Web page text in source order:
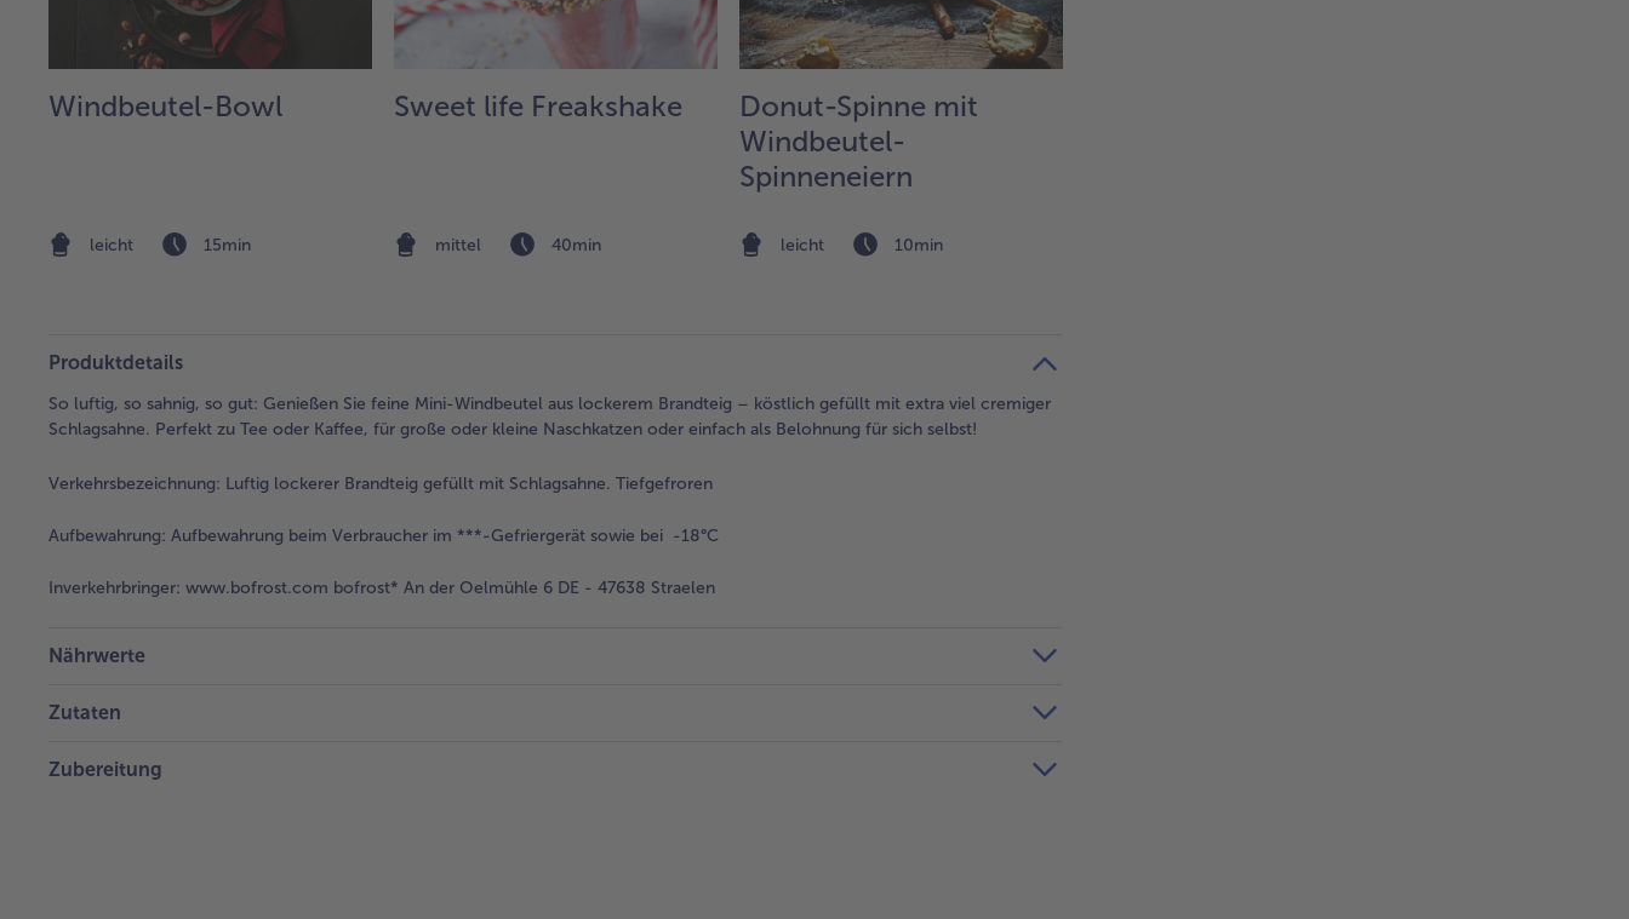
Windbeutel-Bowl
leicht 15min
Sweet life Freakshake
mittel 40min
Donut-Spinne mit
Windbeutel-
Spinneneiern
leicht 10min
Produktdetails
So luftig, so sahnig, so gut: Genießen Sie feine Mini-Windbeutel aus lockerem Brandteig – köstlich gefüllt mit extra viel cremiger
Schlagsahne. Perfekt zu Tee oder Kaffee, für große oder kleine Naschkatzen oder einfach als Belohnung für sich selbst!
Verkehrsbezeichnung: Luftig lockerer Brandteig gefüllt mit Schlagsahne. Tiefgefroren
Aufbewahrung: Aufbewahrung beim Verbraucher im ***-Gefriergerät sowie bei -18°C
Inverkehrbringer: www.bofrost.com bofrost* An der Oelmühle 6 DE - 47638 Straelen
Nährwerte
Zutaten
Zubereitung